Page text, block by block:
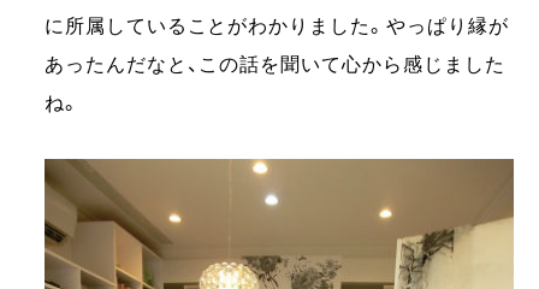
に所属していることがわかりました。やっぱり縁が
あったんだなと、この話を聞いて心から感じました
ね。